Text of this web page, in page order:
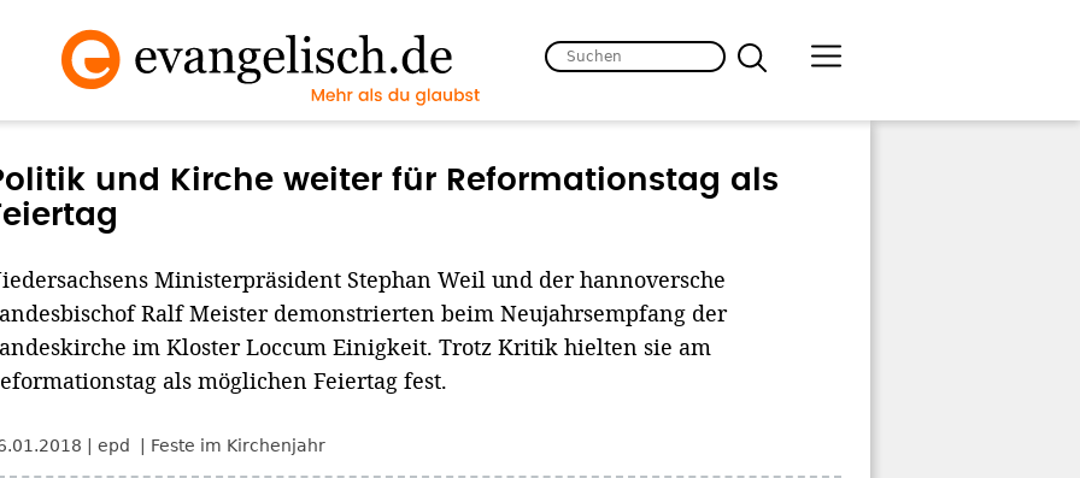
und Kirche weiter für Reformationstag als
Ministerpräsident Stephan Weil und der hannoversche
Ralf Meister demonstrierten beim Neujahrsempfang der
im Kloster Loccum Einigkeit. Trotz Kritik hielten sie am
als möglichen Feiertag fest.
epd Feste im Kirchenjahr